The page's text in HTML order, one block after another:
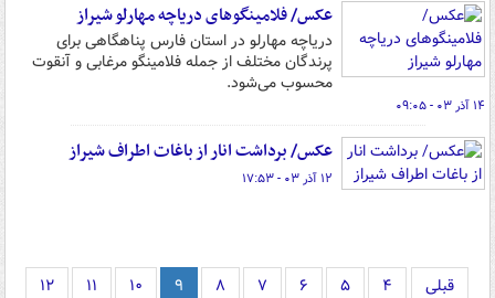
عکس/ فلامینگوهای دریاچه مهارلو شیراز
دریاچه مهارلو در استان فارس پناهگاهی برای
پرندگان مختلف از جمله فلامینگو مرغابی و آنقوت
محسوب می‌شود.
۱۴ آذر ۰۳ - ۰۹:۰۵
عکس/ برداشت انار از باغات اطراف شیراز
۱۲ آذر ۰۳ - ۱۷:۵۳
قبلی ۴ ۵ ۶ ۷ ۸ ۹ ۱۰ ۱۱ ۱۲